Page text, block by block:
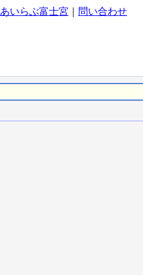
あいらぶ富士宮
問い合わせ